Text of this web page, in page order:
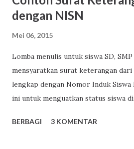
dengan NISN
Mei 06, 2015
Lomba menulis untuk siswa SD,
mensyaratkan surat keterangan dari
lengkap dengan Nomor Induk Siswa
ini untuk menguatkan status siswa
siswanya yang ingin mengikuti
BERBAGI 3 KOMENTAR